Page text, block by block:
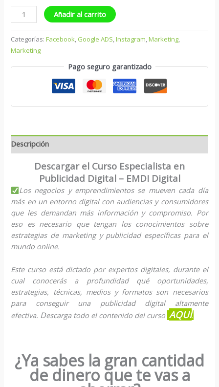
Añadir al carrito
Categorías:Facebook, Google ADS,Instagram,Marketing,
Marketing
Pago seguro garantizado
Descripción
Descargar el Curso Especialista en
Publicidad Digital – EMDI Digital
Los negocios y emprendimientos se mueven cada día
más en un entorno digital con audiencias y consumidores
que les demandan más información y compromiso. Por
eso es necesario que tengan los conocimientos sobre
estrategias de marketing y publicidad específicas para el
mundo online.
Este curso está dictado por expertos digitales, durante el
cual conocerás a profundidad qué oportunidades,
estrategias, técnicas, medios y formatos son necesarios
para conseguir una publicidad digital altamente
efectiva. Descarga todo el contenido del curso AQUÍ.
¿Ya sabes la gran cantidad
de dinero que te vas a